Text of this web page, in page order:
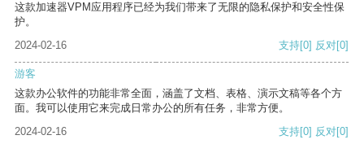
这款加速器VPM应用程序已经为我们带来了无限的隐私保护和安全性保
护。
2024-02-16
支持[0] 反对[0]
游客
这款办公软件的功能非常全面，涵盖了文档、表格、演示文稿等各个方
面。我可以使用它来完成日常办公的所有任务，非常方便。
2024-02-16
支持[0] 反对[0]